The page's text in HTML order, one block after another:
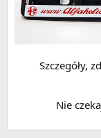
Szczegóły,
Nie